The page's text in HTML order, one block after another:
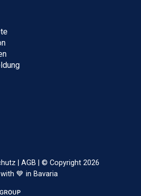
AGB
© Copyright 2026
💙 in Bavaria